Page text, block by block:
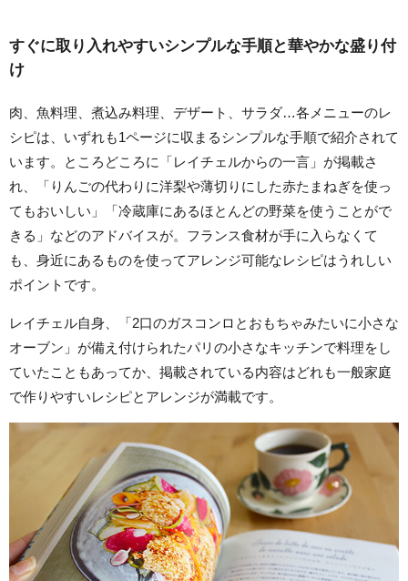
すぐに取り入れやすいシンプルな手順と華やかな盛り付
け
肉、魚料理、煮込み料理、デザート、サラダ…各メニューのレ
シピは、いずれも1ページに収まるシンプルな手順で紹介されて
います。ところどころに「レイチェルからの一言」が掲載さ
れ、「りんごの代わりに洋梨や薄切りにした赤たまねぎを使っ
てもおいしい」「冷蔵庫にあるほとんどの野菜を使うことがで
きる」などのアドバイスが。フランス食材が手に入らなくて
も、身近にあるものを使ってアレンジ可能なレシピはうれしい
ポイントです。
レイチェル自身、「2口のガスコンロとおもちゃみたいに小さな
オーブン」が備え付けられたパリの小さなキッチンで料理をし
ていたこともあってか、掲載されている内容はどれも一般家庭
で作りやすいレシピとアレンジが満載です。